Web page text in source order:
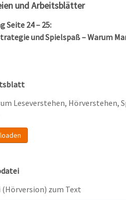
und Arbeitsblätter
Seite 24 – 25:
und Spielspaß – Warum
Leseverstehen, Hörverstehen,
(Hörversion) zum Text